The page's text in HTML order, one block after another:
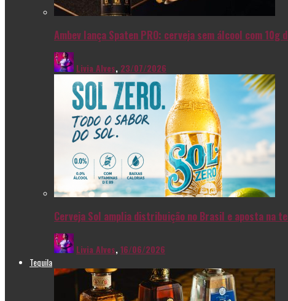
Ambev lança Spaten PRO: cerveja sem álcool com 10g
Livia Alves, 23/07/2026
Cerveja Sol amplia distribuição no Brasil e aposta na
Livia Alves,16/06/2026
Tequila